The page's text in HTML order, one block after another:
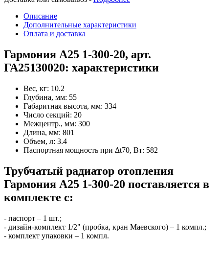
Описание
Дополнительные характеристики
Оплата и доставка
Гармония А25 1-300-20, арт.
ГА25130020: характеристики
Вес, кг: 10.2
Глубина, мм: 55
Габаритная высота, мм: 334
Число секций: 20
Межцентр., мм: 300
Длина, мм: 801
Объем, л: 3.4
Паспортная мощность при Δt70, Вт: 582
Трубчатый радиатор отопления
Гармония А25 1-300-20 поставляется в
комплекте с:
- паспорт – 1 шт.;
- дизайн-комплект 1/2" (пробка, кран Маевского) – 1 компл.;
- комплект упаковки – 1 компл.